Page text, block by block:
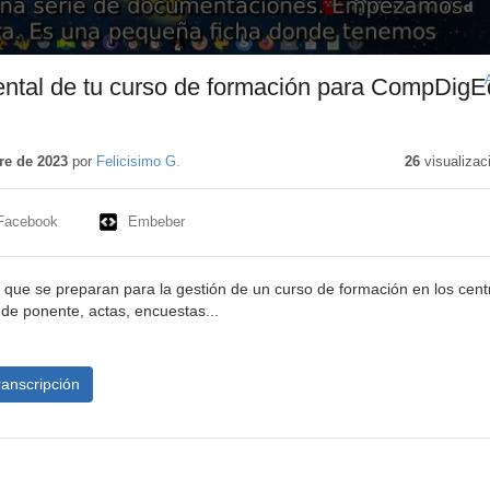
de tu curso de formación para
de 2023por Felicisimo G. 26
Embeber
se preparan para la gestión de un curso de formación en los
ponente, actas, encuestas...